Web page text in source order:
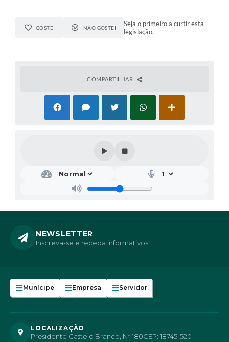
GOSTEI NÃO GOSTEI
Seja o primeiro a curtir esta
legislação.
COMPARTILHAR
NEWSLETTER
Inscreva-se e receba informativos
Munícipe Empresa Servidor
LOCALIZAÇÃO
Presidente Castelo Branco, Nº 180CEP: 18745-520